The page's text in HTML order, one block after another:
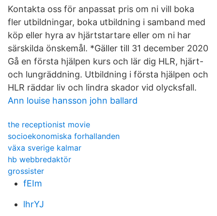
Kontakta oss för anpassat pris om ni vill boka
fler utbildningar, boka utbildning i samband med
köp eller hyra av hjärtstartare eller om ni har
särskilda önskemål. *Gäller till 31 december 2020
Gå en första hjälpen kurs och lär dig HLR, hjärt-
och lungräddning. Utbildning i första hjälpen och
HLR räddar liv och lindra skador vid olycksfall.
Ann louise hansson john ballard
the receptionist movie
socioekonomiska forhallanden
växa sverige kalmar
hb webbredaktör
grossister
fEIm
lhrYJ